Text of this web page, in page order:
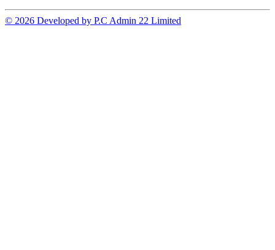
© 2026 Developed by P.C Admin 22 Limited